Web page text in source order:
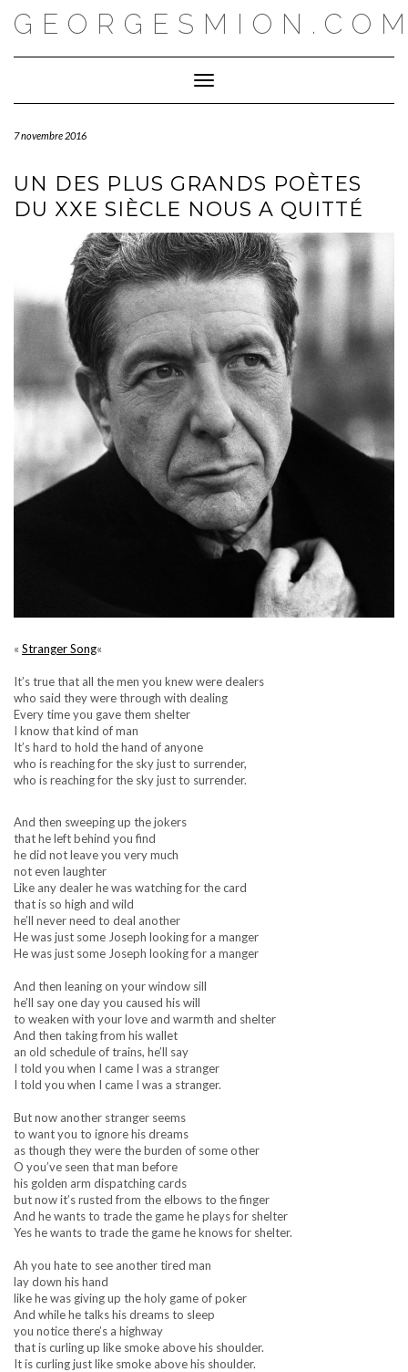
Toggle Navigation
7 novembre 2016
UN DES PLUS GRANDS POÈTES
DU XXE SIÈCLE NOUS A QUITTÉ
« Stranger Song«
It’s true that all the men you knew were dealers
who said they were through with dealing
Every time you gave them shelter
I know that kind of man
It’s hard to hold the hand of anyone
who is reaching for the sky just to surrender,
who is reaching for the sky just to surrender.
And then sweeping up the jokers
that he left behind you find
he did not leave you very much
not even laughter
Like any dealer he was watching for the card
that is so high and wild
he’ll never need to deal another
He was just some Joseph looking for a manger
He was just some Joseph looking for a manger
And then leaning on your window sill
he’ll say one day you caused his will
to weaken with your love and warmth and shelter
And then taking from his wallet
an old schedule of trains, he’ll say
I told you when I came I was a stranger
I told you when I came I was a stranger.
But now another stranger seems
to want you to ignore his dreams
as though they were the burden of some other
O you’ve seen that man before
his golden arm dispatching cards
but now it’s rusted from the elbows to the finger
And he wants to trade the game he plays for shelter
Yes he wants to trade the game he knows for shelter.
Ah you hate to see another tired man
lay down his hand
like he was giving up the holy game of poker
And while he talks his dreams to sleep
you notice there’s a highway
that is curling up like smoke above his shoulder.
It is curling just like smoke above his shoulder.